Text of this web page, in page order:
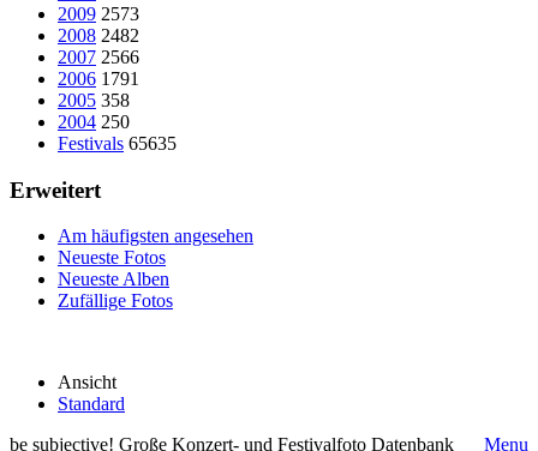
2009 2573
2008 2482
2007 2566
2006 1791
2005 358
2004 250
Festivals 65635
Erweitert
Am häufigsten angesehen
Neueste Fotos
Neueste Alben
Zufällige Fotos
Ansicht
Standard
be subjective! Große Konzert- und Festivalfoto Datenbank
Menu